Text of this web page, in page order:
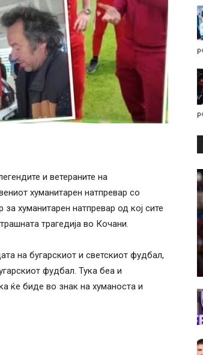
и ветераните на
хуманитарен натпревар со
хуманитарен натпревар од кој сите
трагедија во Кочани.
на бугарскиот и светскиот фудбал,
фудбал. Тука беа и
ќе биде во знак на хуманоста и